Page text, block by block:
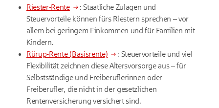
Riester-Rente
: Staatliche Zulagen und
Steuervorteile können fürs Riestern sprechen – vor
allem bei geringem Einkommen und für Familien mit
Kindern.
Rürup-Rente (Basisrente)
: Steuervorteile und viel
Flexibilität zeichnen diese Altersvorsorge aus – für
Selbstständige und Freiberuflerinnen oder
Freiberufler, die nicht in der gesetzlichen
Rentenversicherung versichert sind.